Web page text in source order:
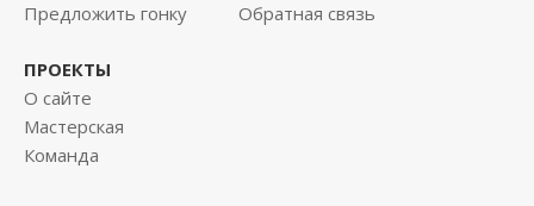
Предложить гонку
Обратная связь
ПРОЕКТЫ
О сайте
Мастерская
Команда